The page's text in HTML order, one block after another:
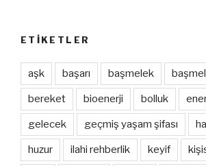
ETIKETLER
aşk başarı başmelek
bereket bioenerji bolluk
gelecek geçmiş yaşam şifası
huzur ilahi rehberlik keyif